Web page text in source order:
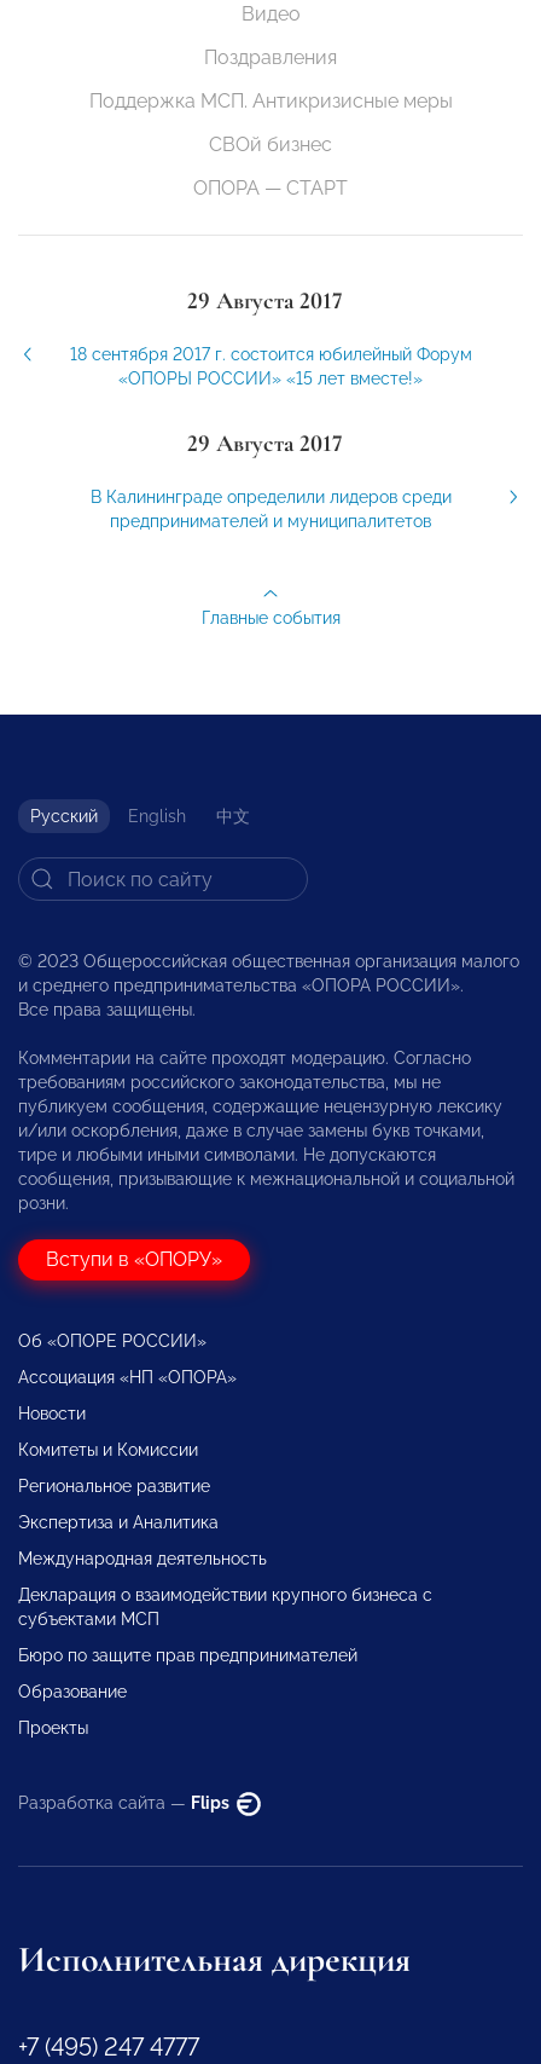
Видео
Поздравления
Поддержка МСП. Антикризисные меры
СВОй бизнес
ОПОРА — СТАРТ
29 Августа 2017
18 сентября 2017 г. состоится юбилейный Форум
«ОПОРЫ РОССИИ» «15 лет вместе!»
29 Августа 2017
В Калининграде определили лидеров среди
предпринимателей и муниципалитетов
Главные события
Русский English 中文
© 2023 Общероссийская общественная организация малого
и среднего предпринимательства «ОПОРА РОССИИ».
Все права защищены.
Комментарии на сайте проходят модерацию. Согласно
требованиям российского законодательства, мы не
публикуем сообщения, содержащие нецензурную лексику
и/или оскорбления, даже в случае замены букв точками,
тире и любыми иными символами. Не допускаются
сообщения, призывающие к межнациональной и социальной
розни.
Вступи в «ОПОРУ»
Об «ОПОРЕ РОССИИ»
Ассоциация «НП «ОПОРА»
Новости
Комитеты и Комиссии
Региональное развитие
Экспертиза и Аналитика
Международная деятельность
Декларация о взаимодействии крупного бизнеса с
субъектами МСП
Бюро по защите прав предпринимателей
Образование
Проекты
Разработка сайта — Flips
Исполнительная дирекция
+7 (495) 247 4777